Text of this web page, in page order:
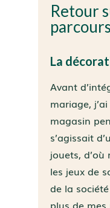
Retour
parcours
La
Avant
mariage,
magasin
s’agissait
jouets,
les jeux de
de la
plus de mes